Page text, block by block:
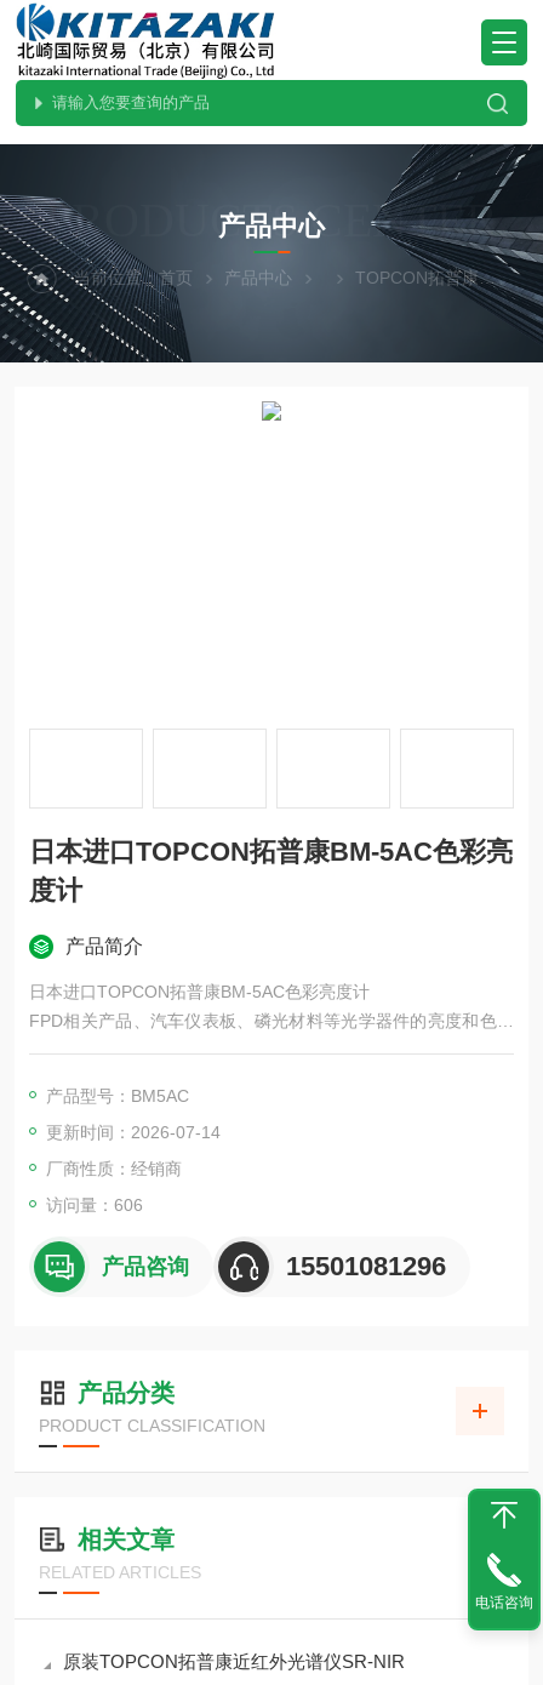
PRODUCTS CENTER
产品中心
当前位置：首页 产品中心 TOPCON拓普康
日本进口TOPCON拓普康BM-5AC色彩亮
度计
产品简介
日本进口TOPCON拓普康BM-5AC色彩亮度计
FPD相关产品、汽车仪表板、磷光材料等光学器件的亮度和色度
管理变得越来越严格，因此对弱光的高精度和高速测量的需求不
BM-5AC是一款集高可靠性、可操作性和高速于一体的超高灵敏
度型色差计。
产品型号：BM5AC
更新时间：2026-07-14
厂商性质：经销商
访问量：606
产品咨询 15501081296
产品分类
PRODUCT CLASSIFICATION
相关文章
RELATED ARTICLES
原装TOPCON拓普康近红外光谱仪SR-NIR
电话咨询